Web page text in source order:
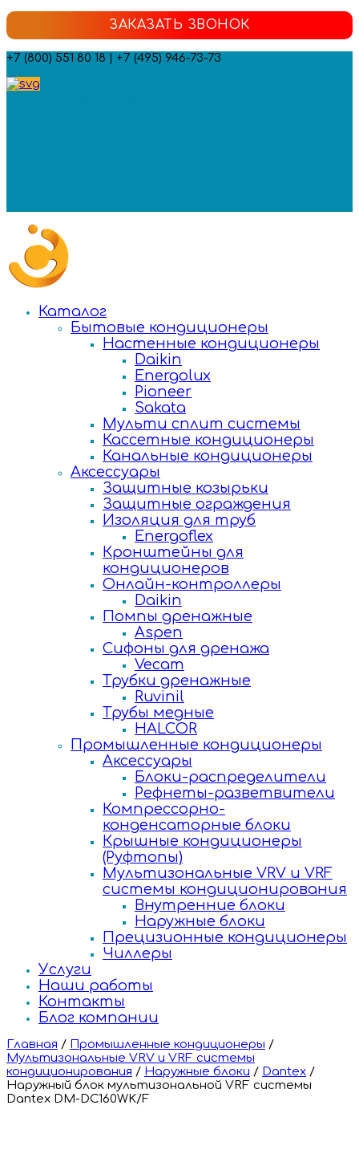
ЗАКАЗАТЬ ЗВОНОК
+7 (800) 551 80 18 | +7 (495) 946-73-73
Каталог
Бытовые кондиционеры
Настенные кондиционеры
Daikin
Energolux
Pioneer
Sakata
Мульти сплит системы
Кассетные кондиционеры
Канальные кондиционеры
Аксессуары
Защитные козырьки
Защитные ограждения
Изоляция для труб
Energoflex
Кронштейны для
кондиционеров
Онлайн-контроллеры
Daikin
Помпы дренажные
Aspen
Сифоны для дренажа
Vecam
Трубки дренажные
Ruvinil
Трубы медные
HALCOR
Промышленные кондиционеры
Аксессуары
Блоки-распределители
Рефнеты-разветвители
Компрессорно-
конденсаторные блоки
Крышные кондиционеры
(Руфтопы)
Мультизональные VRV и VRF
системы кондиционирования
Внутренние блоки
Наружные блоки
Прецизионные кондиционеры
Чиллеры
Услуги
Наши работы
Контакты
Блог компании
Главная / Промышленные кондиционеры /
Мультизональные VRV и VRF системы
кондиционирования / Наружные блоки / Dantex /
Наружный блок мультизональной VRF системы
Dantex DM-DC160WK/F